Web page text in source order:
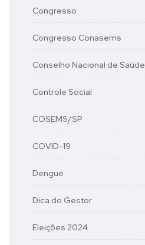
Congresso
Congresso Conasems
Conselho Nacional de Saúde
Controle Social
COSEMS/SP
COVID-19
Dengue
Dica do Gestor
Eleições 2024